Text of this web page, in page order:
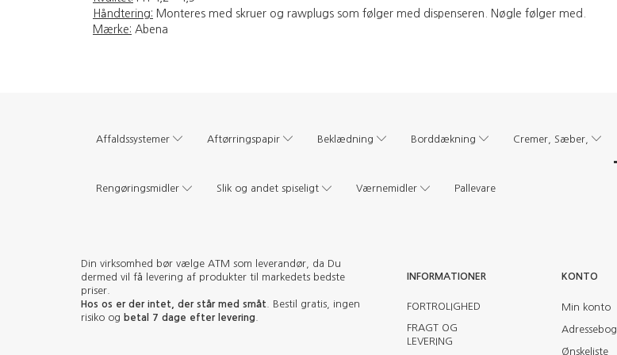
Håndtering: Monteres med skruer og rawplugs som følger med dispenseren. Nøgle følger med.
Mærke: Abena
Affaldssystemer Aftørringspapir Beklædning Borddækning Cremer, Sæber,
Rengøringsmidler Slik og andet spiseligt Værnemidler Pallevare
Din virksomhed bør vælge ATM som leverandør, da Du
dermed vil få levering af produkter til markedets bedste
priser.
Hos os er der intet, der står med småt . Bestil gratis, ingen
risiko og betal 7 dage efter levering
INFORMATIONER
FORTROLIGHED
FRAGT OG
LEVERING
KONTO
Min konto
Adressebog
Ønskeliste